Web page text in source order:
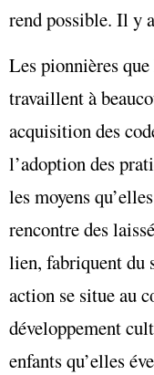
rend possible. Il y
Les pionnières
travaillent à
acquisition des
l’adoption des
les moyens
rencontre des
lien, fabriquent du
action se situe au
développement
enfants qu’elles